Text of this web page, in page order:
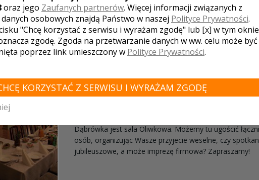
na 120 osób. Meni indywidualnie opracowane na każde
przyjęcie, zadowoli Państwa i ...
Restauracja z kominkiem, tarasem letnim i
świetlikiem serwuje wykwintne potrawy kuchni
Restauracja Dąbrówka
Dąbrówka jest sala Oliwkowa. Możemy tu ugościć
osób, organizując Wasze przyjecie weselne, czy
jubileuszowe, a może imprezę firmowa? Zapraszamy!
oraz jego Zaufanych partnerów. Więcej informacji związanych z
osobowych znajdą Państwo w naszej Polityce Prywatności.
"Chcę korzystać z serwisu i wyrażam zgodę" lub [x] w tym oknie
zgodę. Zgoda na przetwarzanie danych w ww. celu może
poprzez link umieszczony w Polityce Prywatności.
KORZYSTAĆ Z SERWISU I WYRAŻAM ZGODĘ